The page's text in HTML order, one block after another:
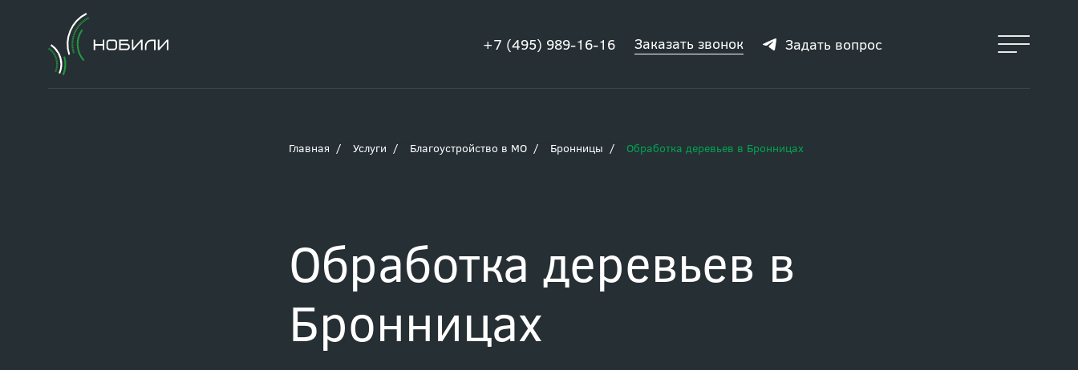
+7 (495) 989-16-16 Заказать звонок Задать вопрос
Главная Услуги Благоустройство в МО Бронницы Обработка деревьев в Бронницах
Обработка деревьев в
Бронницах